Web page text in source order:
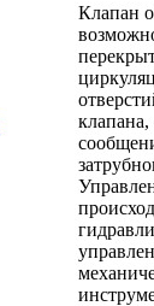
Клапан
клапана,